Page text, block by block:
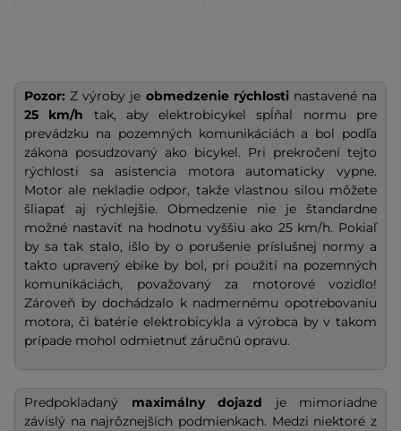
Pozor: Z výroby je obmedzenie rýchlostinastavené na
25 km/h tak, aby elektrobicykel spĺňal normu pre
prevádzku na pozemných komunikáciách a bol podľa
zákona posudzovaný ako bicykel. Pri prekročení tejto
rýchlosti sa asistencia motora automaticky vypne.
Motor ale nekladie odpor, takže vlastnou silou môžete
šliapať aj rýchlejšie. Obmedzenie nie je štandardne
možné nastaviť na hodnotu vyššiu ako 25 km/h. Pokiaľ
by sa tak stalo, išlo by o porušenie príslušnej normy a
takto upravený ebike by bol, pri použití na pozemných
komunikáciách, považovaný za motorové vozidlo!
Zároveň by dochádzalo k nadmernému opotrebovaniu
motora, či batérie elektrobicykla a výrobca by v takom
prípade mohol odmietnuť záručnú opravu.
Predpokladaný maximálny dojazd je mimoriadne
závislý na najrôznejších podmienkach. Medzi niektoré z